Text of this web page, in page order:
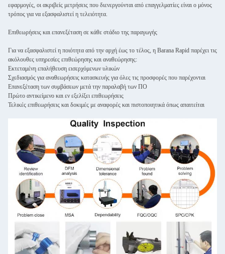
εφαρμογές, οι ακριβείς μετρήσεις που διενεργούνται από επαγγελματίες είναι ο μόνος
τρόπος για να εξασφαλιστεί η τελειότητα.
Επιθεωρήσεις και επανεξέταση σε κάθε στάδιο της παραγωγής
Για να εξασφαλιστεί η ποιότητα από την αρχή έως το τέλος, η Barana Rapid παρέχει τις
ακόλουθες υπηρεσίες επιθεώρησης και αναθεώρησης:
Εκτεταμένη επαλήθευση εισερχόμενων υλικών
Σχεδιασμός για αναθεωρήσεις κατασκευής για όλες τις προσφορές που παρέχονται
Επανεξέταση των συμβάσεων μετά την παραλαβή των ΠΟ
Πρώτο αντικείμενο και εν εξελίξει επιθεωρήσεις
Τελικές επιθεωρήσεις και δοκιμές με αναφορές και πιστοποιητικά όπως απαιτείται